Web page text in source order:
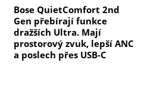
Bose QuietComfort 2nd
Gen přebírají funkce
dražších Ultra. Mají
prostorový zvuk, lepší ANC
a poslech přes USB-C